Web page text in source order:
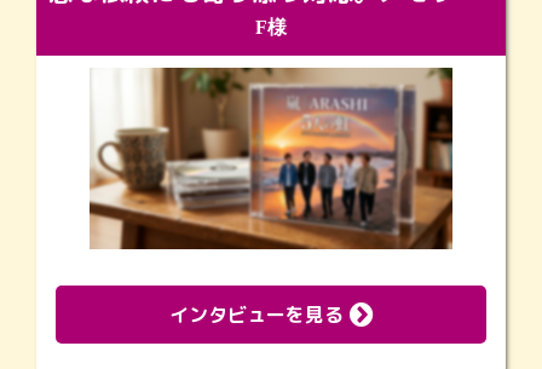
F様
インタビューを見る